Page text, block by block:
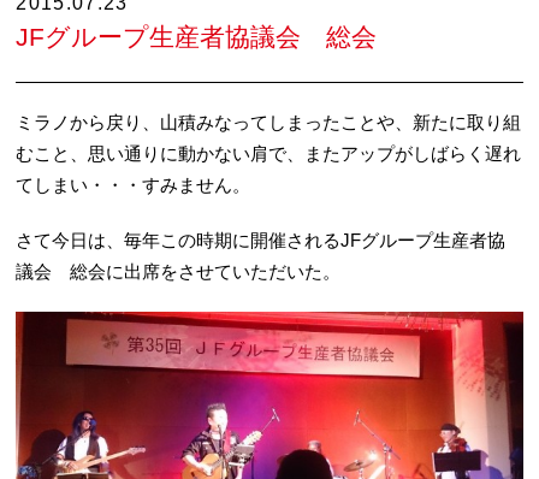
JFグループ生産者協議会 総会
ミラノから戻り、山積みなってしまったことや、新たに取り組
むこと、思い通りに動かない肩で、またアップがしばらく遅れ
てしまい・・・すみません。
さて今日は、毎年この時期に開催されるJFグループ生産者協
議会 総会に出席をさせていただいた。